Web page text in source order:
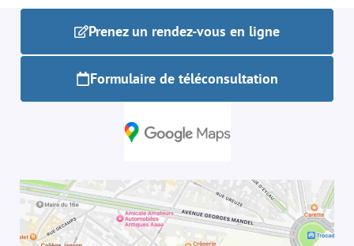
Prenez un rendez-vous en ligne
Formulaire de téléconsultation